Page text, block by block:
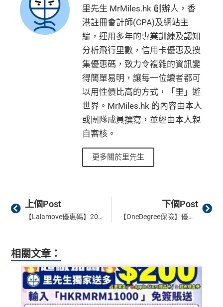
里先生 MrMiles.hk 創辦人，香
港註冊會計師(CPA)及網站主
編，運用多年的專業訓練及認知
分析飛行里數，信用卡優惠及搜
集優惠碼，致力令複雜的資訊變
得簡單易明，讓每一位讀者都可
以用性價比高的方式，「里」遊
世界。MrMiles.hk 的內容由本人
或團隊成員撰寫，並經由本人親
自審核。
更多關於里先生
Prev
上個Post
【Lalamove優惠碼】2026里先生獨家Lalamove Coupon Code！新客戶減$500！Lalamove機場T1/T2+各大口岸優惠！Call車/機場接送必備
下個Post
【OneDegree保險】優惠碼放送！4大皇牌保險 經里先生推薦碼投保即享額外折扣或超市禮券
相關文章：